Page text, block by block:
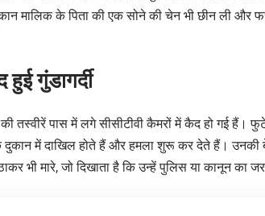
मालिक के पिता की एक सोने की चेन भी छीन ली और
गुंडागर्दी
तस्वीरें पास में लगे सीसीटीवी कैमरों में कैद हो गई
दुकान में दाखिल होते हैं और हमला शुरू कर देते हैं।
भी मारे, जो दिखाता है कि उन्हें पुलिस या कानून का